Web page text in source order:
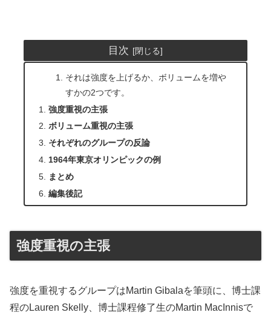
目次
それは強度を上げるか、ボリュームを増や
すかの2つです。
強度重視の主張
ボリューム重視の主張
それぞれのグループの反論
1964年東京オリンピックの例
まとめ
編集後記
強度重視の主張
強度を重視するグループはMartin Gibalaを筆頭に、博士課
程のLauren Skelly、博士課程修了生のMartin MacInnisで